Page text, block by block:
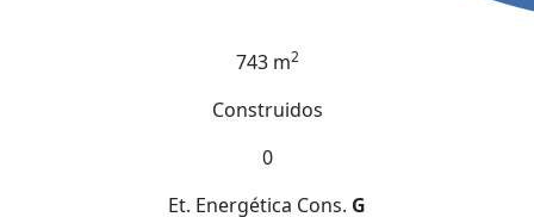
743 m2
Construidos
0
Et. Energética Cons. G